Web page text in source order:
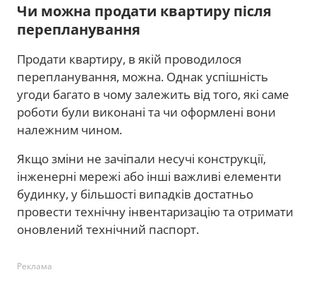
Чи можна продати квартиру після
перепланування
Продати квартиру, в якій проводилося
перепланування, можна. Однак успішність
угоди багато в чому залежить від того, які саме
роботи були виконані та чи оформлені вони
належним чином.
Якщо зміни не зачіпали несучі конструкції,
інженерні мережі або інші важливі елементи
будинку, у більшості випадків достатньо
провести технічну інвентаризацію та отримати
оновлений технічний паспорт.
Реклама